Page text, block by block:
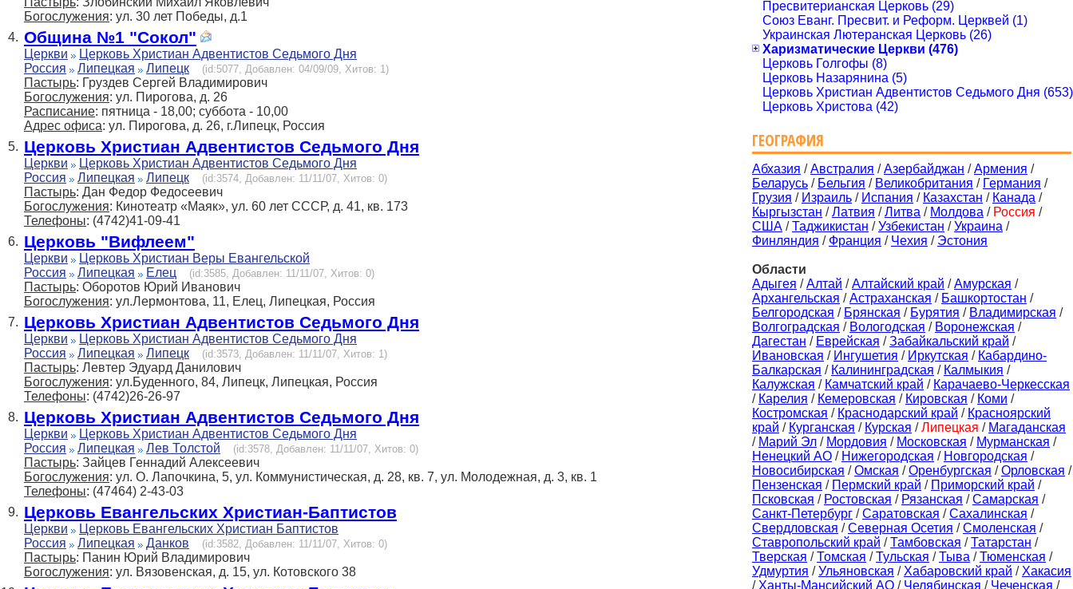
Богослужения: ул. 30 лет Победы, д.1
4. Община №1 "Сокол"
Церкви
Церковь Христиан Адвентистов Седьмого Дня
Россия
Липецкая Липецк (id:5077, Добавлен: 04/09/09, Хитов: 1)
Пастырь: Груздев Сергей Владимирович
Богослужения: ул. Пирогова, д. 26
Расписание: пятница - 18,00; суббота - 10,00
Адрес офиса: ул. Пирогова, д. 26, г.Липецк, Россия
5. Церковь Христиан Адвентистов Седьмого Дня
Церкви
Церковь Христиан Адвентистов Седьмого Дня
Россия
Липецкая Липецк (id:3574, Добавлен: 11/11/07, Хитов: 0)
Пастырь: Дан Федор Федосеевич
Богослужения: Кинотеатр «Маяк», ул. 60 лет СССР, д. 41, кв. 173
Телефоны: (4742)41-09-41
6. Церковь "Вифлеем"
Церкви
Церковь Христиан Веры Евангельской
Россия
Липецкая Елец (id:3585, Добавлен: 11/11/07, Хитов: 0)
Пастырь: Оборотов Юрий Иванович
Богослужения: ул.Лермонтова, 11, Елец, Липецкая, Россия
7. Церковь Христиан Адвентистов Седьмого Дня
Церкви
Церковь Христиан Адвентистов Седьмого Дня
Россия
Липецкая Липецк (id:3573, Добавлен: 11/11/07, Хитов: 1)
Пастырь: Левтер Эдуард Данилович
Богослужения: ул.Буденного, 84, Липецк, Липецкая, Россия
Телефоны: (4742)26-26-97
8. Церковь Христиан Адвентистов Седьмого Дня
Церкви
Церковь Христиан Адвентистов Седьмого Дня
Россия
Липецкая Лев Толстой (id:3578, Добавлен: 11/11/07, Хитов: 0)
Пастырь: Зайцев Геннадий Алексеевич
Богослужения: ул. О. Лапочкина, 5, ул. Коммунистическая, д. 28, кв. 7, ул. Молодежная, д. 3, кв. 1
Телефоны: (47464) 2-43-03
9. Церковь Евангельских Христиан-Баптистов
Церкви
Церковь Евангельских Христиан Баптистов
Россия
Липецкая Данков (id:3582, Добавлен: 11/11/07, Хитов: 0)
Пастырь: Панин Юрий Владимирович
Богослужения: ул. Вязовенская, д. 15, ул. Котовского 38
Пресвитерианская Церковь (29)
Союз Еванг. Пресвит. и Реформ. Церквей (1)
Украинская Лютеранская Церковь (26)
Харизматические Церкви (476)
Церковь Голгофы (8)
Церковь Назарянина (5)
Церковь Христиан Адвентистов Седьмого Дня (653)
Церковь Христова (42)
ГЕОГРАФИЯ
Абхазия /Австралия /Азербайджан /Армения /
Беларусь / Бельгия / Великобритания / Германия /
Грузия / Израиль / Испания / Казахстан / Канада /
Кыргызстан /Латвия /Литва / Молдова / Россия /
США /Таджикистан /Узбекистан /Украина /
Финляндия / Франция / Чехия / Эстония
Области
Адыгея /Алтай /Алтайский край /Амурская /
Архангельская /Астраханская / Башкортостан /
Белгородская / Брянская / Бурятия / Владимирская /
Волгоградская / Вологодская / Воронежская /
Дагестан / Еврейская /Забайкальский край /
Ивановская / Ингушетия / Иркутская / Кабардино-
Балкарская / Калининградская / Калмыкия /
Калужская / Камчатский край / Карачаево-Черкесская
/ Карелия / Кемеровская / Кировская / Коми /
Костромская / Краснодарский край / Красноярский
край / Курганская / Курская /Липецкая / Магаданская
/ Марий Эл / Мордовия / Московская / Мурманская /
Ненецкий АО / Нижегородская / Новгородская /
Новосибирская /Омская /Оренбургская /Орловская /
Пензенская / Пермский край / Приморский край /
Псковская / Ростовская / Рязанская /Самарская /
Санкт-Петербург /Саратовская /Сахалинская /
Свердловская /Северная Осетия /Смоленская /
Ставропольский край /Тамбовская /Татарстан /
Тверская /Томская /Тульская /Тыва /Тюменская /
Удмуртия /Ульяновская / Хабаровский край / Хакасия
/ Ханты-Мансийский АО / Челябинская / Чеченская /